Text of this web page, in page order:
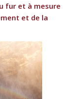
fur et à mesure
et de la